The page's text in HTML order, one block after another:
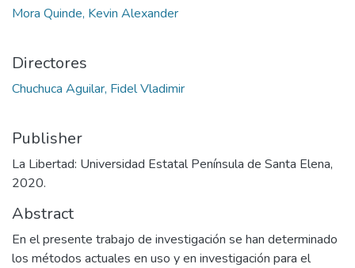
Mora Quinde, Kevin Alexander
Directores
Chuchuca Aguilar, Fidel Vladimir
Publisher
La Libertad: Universidad Estatal Península de Santa Elena,
2020.
Abstract
En el presente trabajo de investigación se han determinado
los métodos actuales en uso y en investigación para el